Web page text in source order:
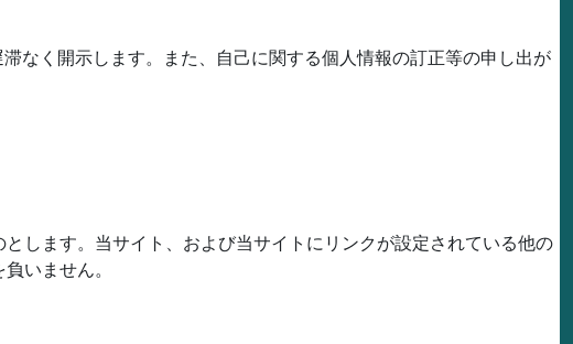
なく開示します。また、自己に関する個人情報の訂正等の申し出が
します。当サイト、および当サイトにリンクが設定されている他の
いません。